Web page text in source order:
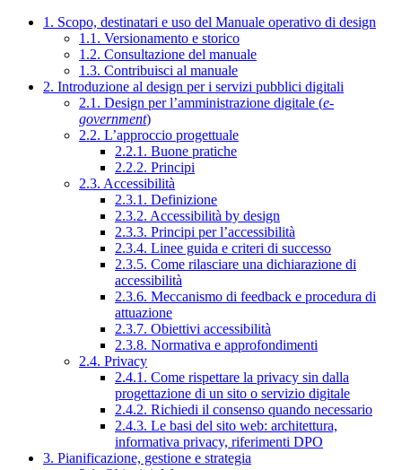
1. Scopo, destinatari e uso del Manuale operativo di design
1.1. Versionamento e storico
1.2. Consultazione del manuale
1.3. Contribuisci al manuale
2. Introduzione al design per i servizi pubblici digitali
2.1. Design per l’amministrazione digitale (e-
government)
2.2. L’approccio progettuale
2.2.1. Buone pratiche
2.2.2. Principi
2.3. Accessibilità
2.3.1. Definizione
2.3.2. Accessibilità by design
2.3.3. Principi per l’accessibilità
2.3.4. Linee guida e criteri di successo
2.3.5. Come rilasciare una dichiarazione di
accessibilità
2.3.6. Meccanismo di feedback e procedura di
attuazione
2.3.7. Obiettivi accessibilità
2.3.8. Normativa e approfondimenti
2.4. Privacy
2.4.1. Come rispettare la privacy sin dalla
progettazione di un sito o servizio digitale
2.4.2. Richiedi il consenso quando necessario
2.4.3. Le basi del sito web: architettura,
informativa privacy, riferimenti DPO
3. Pianificazione, gestione e strategia